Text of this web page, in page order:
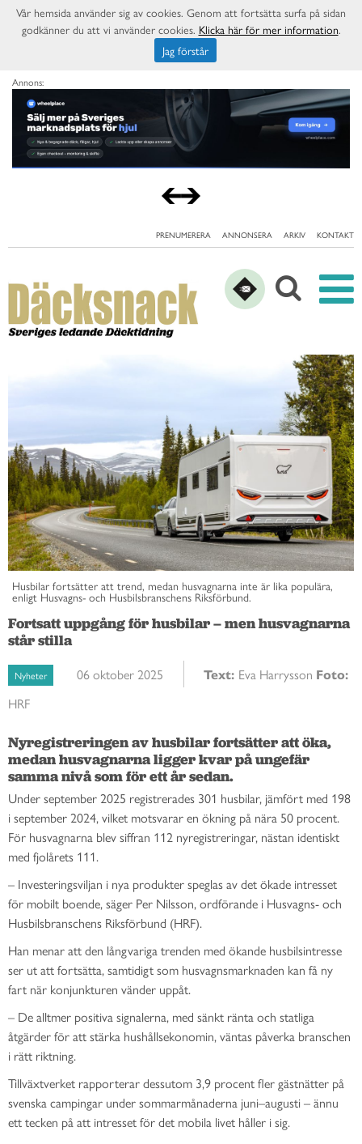
Annons:
PRENUMERERA ANNONSERA ARKIV KONTAKT
Husbilar fortsätter att trend, medan husvagnarna inte är lika populära,
enligt Husvagns- och Husbilsbranschens Riksförbund.
Fortsatt uppgång för husbilar – men husvagnarna
står stilla
Nyheter 06 oktober 2025 Text: Eva Harrysson Foto:
HRF
Nyregistreringen av husbilar fortsätter att öka,
medan husvagnarna ligger kvar på ungefär
samma nivå som för ett år sedan.
Under september 2025 registrerades 301 husbilar, jämfört med 198
i september 2024, vilket motsvarar en ökning på nära 50 procent.
För husvagnarna blev siffran 112 nyregistreringar, nästan identiskt
med fjolårets 111.
– Investeringsviljan i nya produkter speglas av det ökade intresset
för mobilt boende, säger Per Nilsson, ordförande i Husvagns- och
Husbilsbranschens Riksförbund (HRF).
Han menar att den långvariga trenden med ökande husbilsintresse
ser ut att fortsätta, samtidigt som husvagnsmarknaden kan få ny
fart när konjunkturen vänder uppåt.
– De alltmer positiva signalerna, med sänkt ränta och statliga
åtgärder för att stärka hushållsekonomin, väntas påverka branschen
i rätt riktning.
Tillväxtverket rapporterar dessutom 3,9 procent fler gästnätter på
svenska campingar under sommarmånaderna juni–augusti – ännu
ett tecken på att intresset för det mobila livet håller i sig.
Vår hemsida använder sig av cookies. Genom att fortsätta surfa på sidan
godkänner du att vi använder cookies. Klicka här för mer information.
Jag förstår